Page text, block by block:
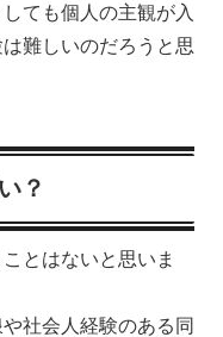
ても個人の主観が入
難しいのだろうと思
？
とはないと思いま
社会人経験のある同